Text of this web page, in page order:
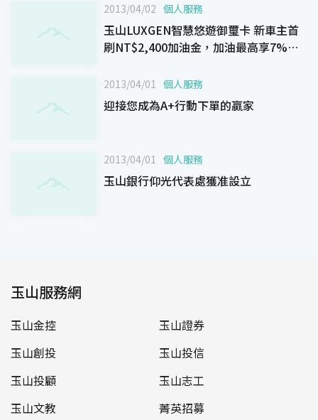
2013/04/02 個人服務
玉山LUXGEN智慧悠遊御璽卡 新車主首
刷NT$2,400加油金，加油最高享7%回
2013/04/01 個人服務
迎接您成為A+行動下單的贏家
2013/04/01 個人服務
玉山銀行仰光代表處獲准設立
玉山服務網
玉山金控
玉山證券
玉山創投
玉山投信
玉山投顧
玉山志工
玉山文教
菁英招募